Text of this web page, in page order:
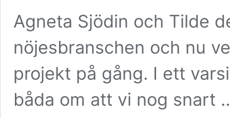
Agneta Sjödin och Tilde
nöjesbranschen och nu
projekt på gång. I ett
båda om att vi nog snart